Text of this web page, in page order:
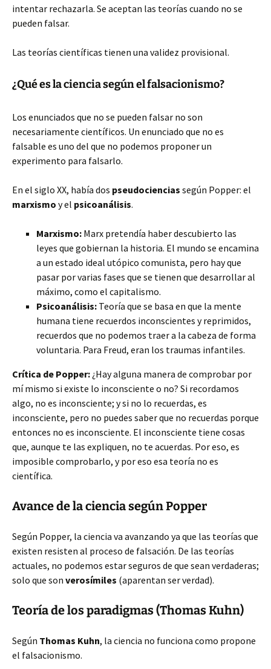
intentar rechazarla. Se aceptan las teorías cuando no se
pueden falsar.
Las teorías científicas tienen una validez provisional.
¿Qué es la ciencia según el falsacionismo?
Los enunciados que no se pueden falsar no son
necesariamente científicos. Un enunciado que no es
falsable es uno del que no podemos proponer un
experimento para falsarlo.
En el siglo XX, había dos pseudociencias según Popper: el
marxismo y el psicoanálisis.
Marxismo: Marx pretendía haber descubierto las
leyes que gobiernan la historia. El mundo se encamina
a un estado ideal utópico comunista, pero hay que
pasar por varias fases que se tienen que desarrollar al
máximo, como el capitalismo.
Psicoanálisis: Teoría que se basa en que la mente
humana tiene recuerdos inconscientes y reprimidos,
recuerdos que no podemos traer a la cabeza de forma
voluntaria. Para Freud, eran los traumas infantiles.
Crítica de Popper: ¿Hay alguna manera de comprobar por
mí mismo si existe lo inconsciente o no? Si recordamos
algo, no es inconsciente; y si no lo recuerdas, es
inconsciente, pero no puedes saber que no recuerdas porque
entonces no es inconsciente. El inconsciente tiene cosas
que, aunque te las expliquen, no te acuerdas. Por eso, es
imposible comprobarlo, y por eso esa teoría no es
científica.
Avance de la ciencia según Popper
Según Popper, la ciencia va avanzando ya que las teorías que
existen resisten al proceso de falsación. De las teorías
actuales, no podemos estar seguros de que sean verdaderas;
solo que son verosímiles (aparentan ser verdad).
Teoría de los paradigmas (Thomas Kuhn)
Según Thomas Kuhn, la ciencia no funciona como propone
el falsacionismo.